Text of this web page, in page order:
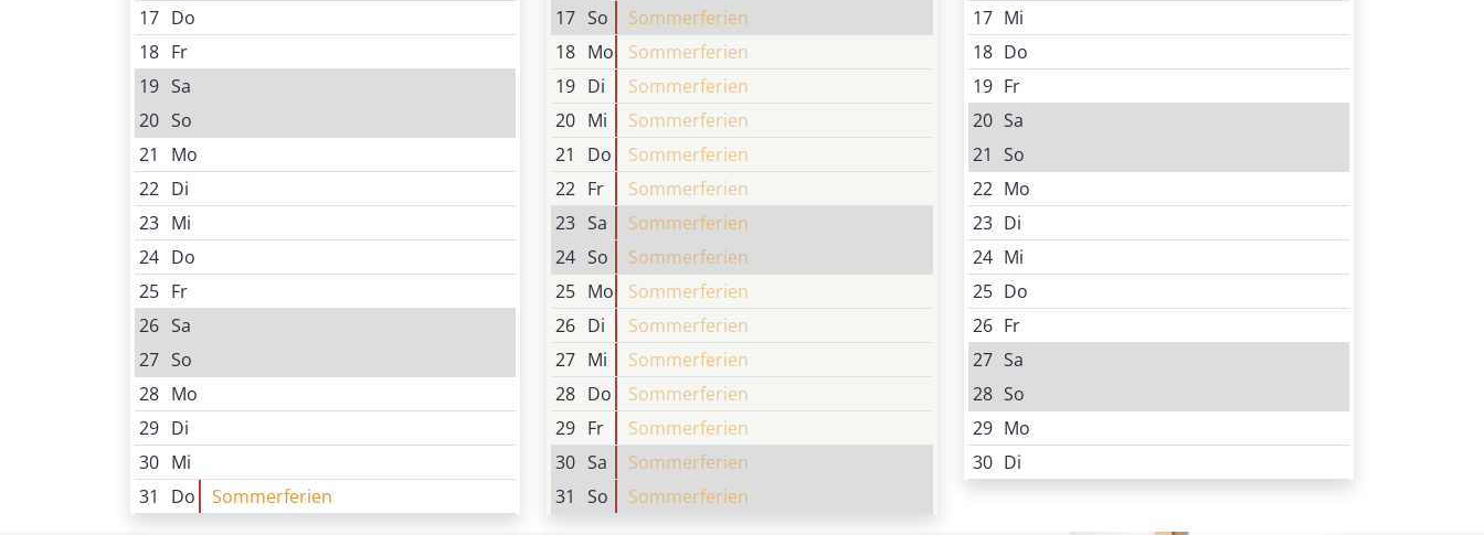
17 Do
18 Fr
19 Sa
20 So
21
Mo
22 Di
23 Mi
24 Do
25 Fr
26 Sa
27 So
28 Mo
29 Di
30 Mi
31
Do Sommerferien
17 So
Sommerferien
18 Mo
Sommerferien
19 Di
Sommerferien
20 Mi
Sommerferien
21
Do
Sommerferien
22 Fr
Sommerferien
23 Sa
Sommerferien
24 So
Sommerferien
25 Mo
Sommerferien
26 Di
Sommerferien
27 Mi
Sommerferien
28 Do
Sommerferien
29 Fr
Sommerferien
30 Sa
Sommerferien
31
So Sommerferien
17 Mi
18 Do
19 Fr
20 Sa
21
So
22 Mo
23 Di
24 Mi
25 Do
26 Fr
27 Sa
28 So
29 Mo
30 Di